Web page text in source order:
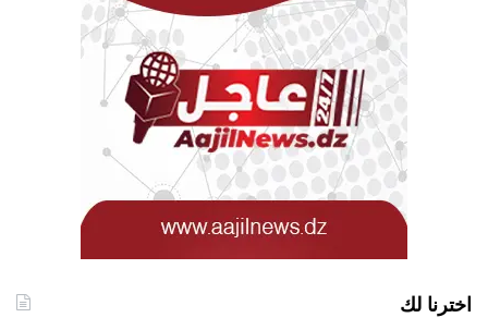
اخترنا لك